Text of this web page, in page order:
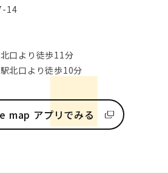
14
口より徒歩11分
北口より徒歩10分
map アプリでみる